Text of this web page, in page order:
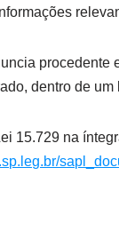
procedente
dentro de
15.729 na